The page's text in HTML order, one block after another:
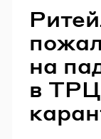
на
в ТРЦ